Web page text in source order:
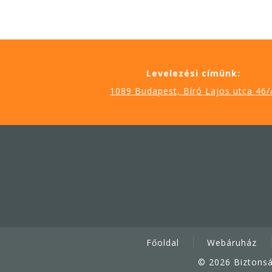
Levelezési címünk:
1089 Budapest, Bíró Lajos utca 46/
Főoldal Webáruház
© 2026